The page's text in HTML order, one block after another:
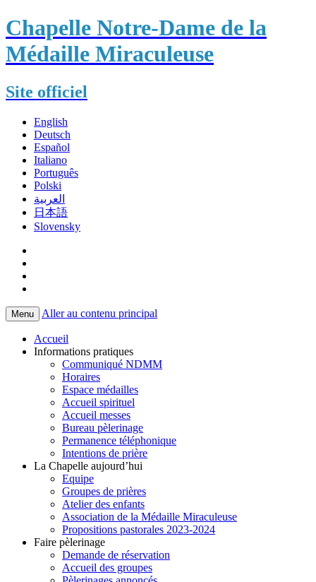
Chapelle Notre-Dame de la
Médaille Miraculeuse
Site officiel
English
Deutsch
Español
Italiano
Português
Polski
العربية
日本語
Slovensky
Menu Aller au contenu principal
Accueil
Informations pratiques
Communiqué NDMM
Horaires
Espace médailles
Accueil spirituel
Accueil messes
Bureau pèlerinage
Permanence téléphonique
Intentions de prière
La Chapelle aujourd’hui
Equipe
Groupes de prières
Atelier des enfants
Association de la Médaille Miraculeuse
Propositions pastorales 2023-2024
Faire pèlerinage
Demande de réservation
Accueil des groupes